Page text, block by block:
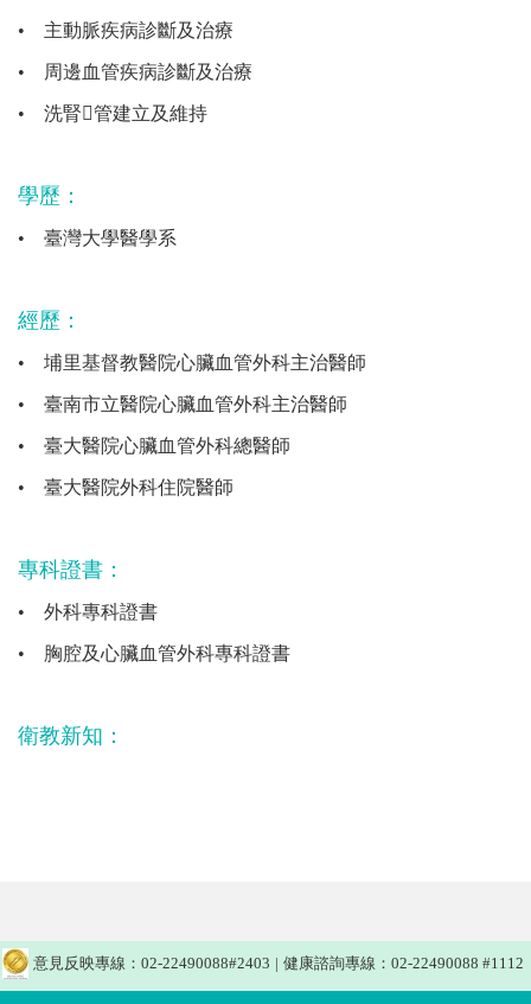
• 主動脈疾病診斷及治療
• 周邊血管疾病診斷及治療
• 洗腎管建立及維持
學歷：
• 臺灣大學醫學系
經歷：
• 埔里基督教醫院心臟血管外科主治醫師
• 臺南市立醫院心臟血管外科主治醫師
• 臺大醫院心臟血管外科總醫師
• 臺大醫院外科住院醫師
專科證書：
• 外科專科證書
• 胸腔及心臟血管外科專科證書
衛教新知：
意見反映專線：02-22490088#2403 | 健康諮詢專線：02-22490088 #1112